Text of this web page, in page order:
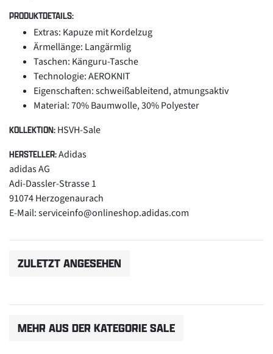
PRODUKTDETAILS:
Extras: Kapuze mit Kordelzug
Ärmellänge: Langärmlig
Taschen: Känguru-Tasche
Technologie: AEROKNIT
Eigenschaften: schweißableitend, atmungsaktiv
Material: 70% Baumwolle, 30% Polyester
KOLLEKTION: HSVH-Sale
HERSTELLER:Adidas
adidas AG
Adi-Dassler-Strasse 1
91074 Herzogenaurach
E-Mail: serviceinfo@onlineshop.adidas.com
ZULETZT ANGESEHEN
MEHR AUS DER KATEGORIE SALE